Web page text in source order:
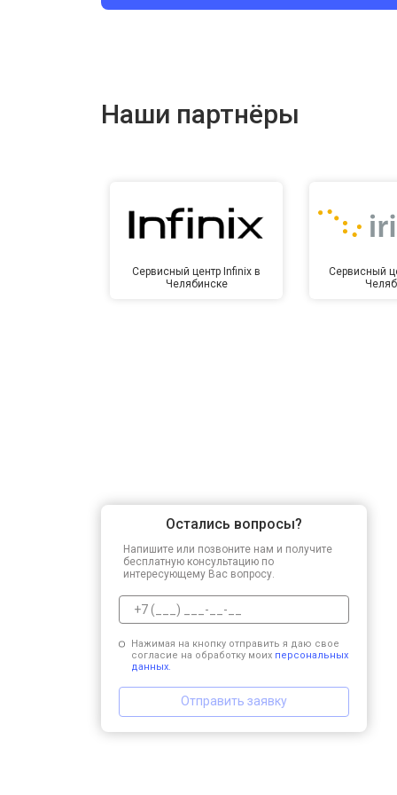
Наши партнёры
Сервисный центр Infinix в
Челябинске
Сервисный
Остались вопросы?
Напишите или позвоните нам и получите
бесплатную консультацию по
интересующему Вас вопросу.
Нажимая на кнопку отправить я даю свое
согласие на обработку моих персональных
данных.
Отправить заявку